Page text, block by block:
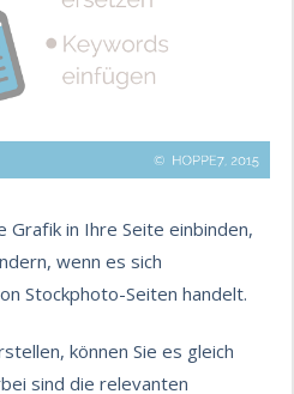
Grafik in Ihre Seite einbinden,
wenn es sich
Stockphoto-Seiten handelt.
können Sie es gleich
sind die relevanten